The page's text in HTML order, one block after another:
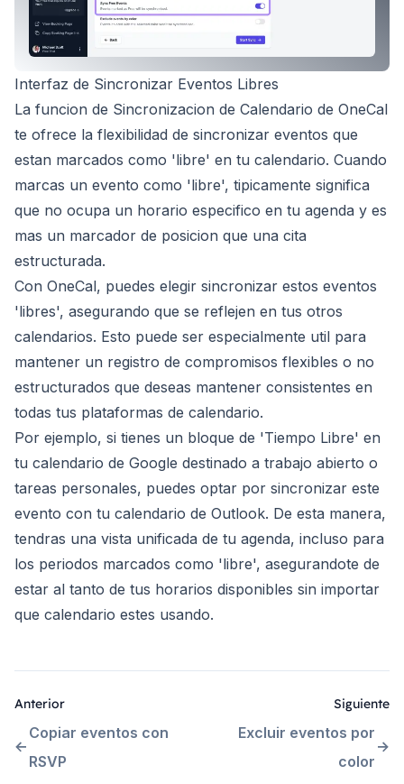
Interfaz de Sincronizar Eventos Libres
La funcion de Sincronizacion de Calendario de OneCal
te ofrece la flexibilidad de sincronizar eventos que
estan marcados como 'libre' en tu calendario. Cuando
marcas un evento como 'libre', tipicamente significa
que no ocupa un horario especifico en tu agenda y es
mas un marcador de posicion que una cita
estructurada.
Con OneCal, puedes elegir sincronizar estos eventos
'libres', asegurando que se reflejen en tus otros
calendarios. Esto puede ser especialmente util para
mantener un registro de compromisos flexibles o no
estructurados que deseas mantener consistentes en
todas tus plataformas de calendario.
Por ejemplo, si tienes un bloque de 'Tiempo Libre' en
tu calendario de Google destinado a trabajo abierto o
tareas personales, puedes optar por sincronizar este
evento con tu calendario de Outlook. De esta manera,
tendras una vista unificada de tu agenda, incluso para
los periodos marcados como 'libre', asegurandote de
estar al tanto de tus horarios disponibles sin importar
que calendario estes usando.
Anterior
Copiar eventos con
RSVP
Siguiente
Excluir eventos por
color